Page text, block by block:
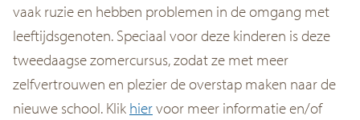
vaak ruzie en hebben problemen in de omgang met
leeftijdsgenoten. Speciaal voor deze kinderen is deze
tweedaagse zomercursus, zodat ze met meer
zelfvertrouwen en plezier de overstap maken naar de
nieuwe school. Klik hiervoor meer informatie en/of